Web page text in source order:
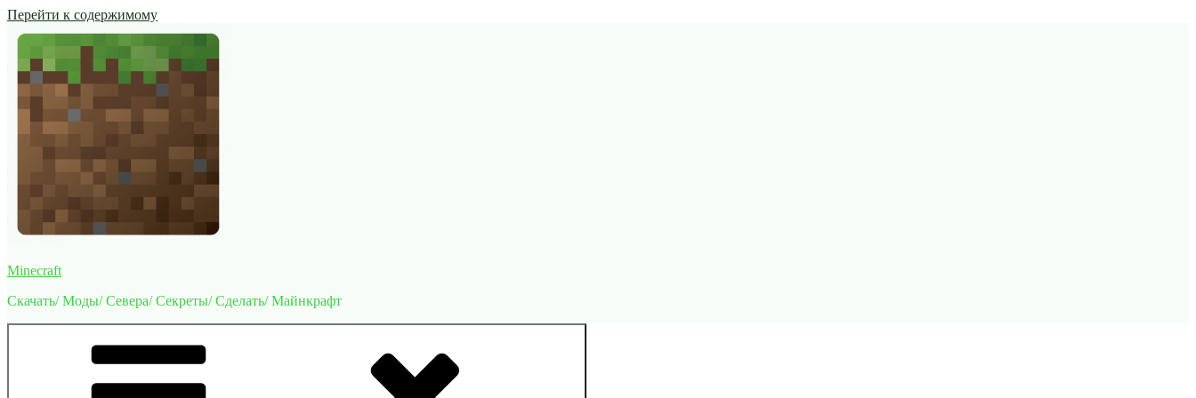
Перейти к содержимому
Minecraft
Скачать/ Моды/ Севера/ Секреты/ Сделать/ Майнкрафт